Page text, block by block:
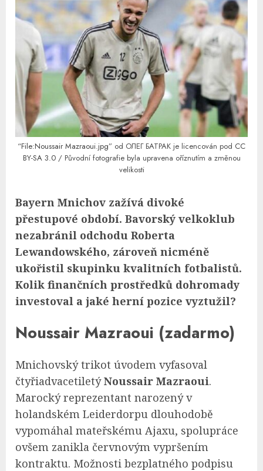
“File:Noussair Mazraoui.jpg” od ОЛЕГ БАТРАК je licencován pod CC
BY-SA 3.0/ Původní fotografie byla upravena oříznutím a změnou
velikosti
Bayern Mnichov zažívá divoké
přestupové období. Bavorský velkoklub
nezabránil odchodu Roberta
Lewandowského, zároveň nicméně
ukořistil skupinku kvalitních fotbalistů.
Kolik finančních prostředků dohromady
investoval a jaké herní pozice vyztužil?
Noussair Mazraoui (zadarmo)
Mnichovský trikot úvodem vyfasoval
čtyřiadvacetiletýNoussair Mazraoui.
Marocký reprezentant narozený v
holandském Leiderdorpu dlouhodobě
vypomáhal mateřskému Ajaxu, spolupráce
ovšem zanikla červnovým vypršením
kontraktu. Možnosti bezplatného podpisu